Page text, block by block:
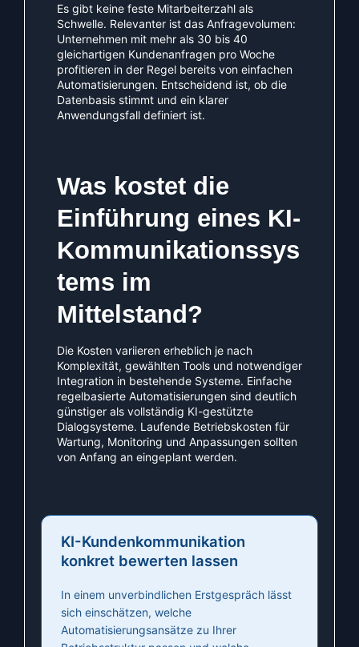
Es gibt keine feste Mitarbeiterzahl als
Schwelle. Relevanter ist das Anfragevolumen:
Unternehmen mit mehr als 30 bis 40
gleichartigen Kundenanfragen pro Woche
profitieren in der Regel bereits von einfachen
Automatisierungen. Entscheidend ist, ob die
Datenbasis stimmt und ein klarer
Anwendungsfall definiert ist.
Was kostet die
Einführung eines KI-
Kommunikationssys
tems im
Mittelstand?
Die Kosten variieren erheblich je nach
Komplexität, gewählten Tools und notwendiger
Integration in bestehende Systeme. Einfache
regelbasierte Automatisierungen sind deutlich
günstiger als vollständig KI-gestützte
Dialogsysteme. Laufende Betriebskosten für
Wartung, Monitoring und Anpassungen sollten
von Anfang an eingeplant werden.
KI-Kundenkommunikation
konkret bewerten lassen
In einem unverbindlichen Erstgespräch lässt
sich einschätzen, welche
Automatisierungsansätze zu Ihrer